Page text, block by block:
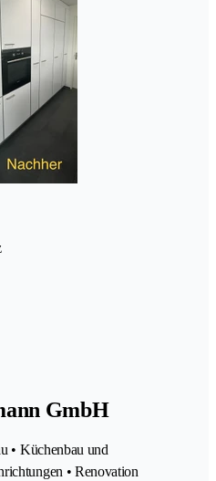
GmbH
• Küchenbau und
• Renovation